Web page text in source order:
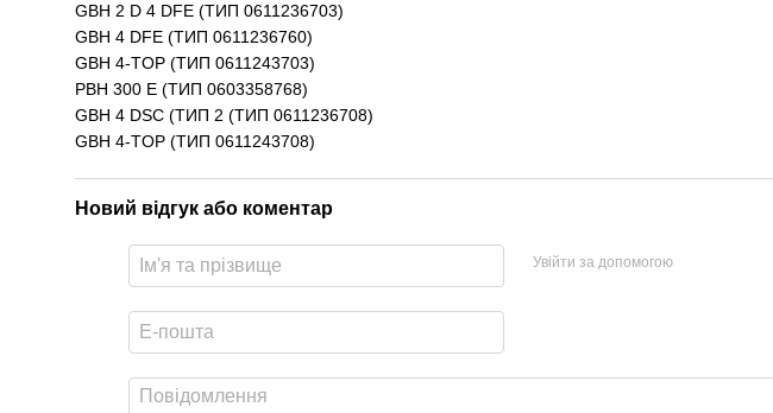
GBH 2 D 4 DFE (ТИП 0611236703)
GBH 4 DFE (ТИП 0611236760)
GBH 4-TOP (ТИП 0611243703)
PBH 300 E (ТИП 0603358768)
GBH 4 DSC (ТИП 2 (ТИП 0611236708)
GBH 4-TOP (ТИП 0611243708)
Новий відгук або коментар
Увійти за допомогою